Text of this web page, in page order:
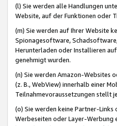
(l) Sie werden alle Handlungen
Website, auf der Funktionen oder
(m) Sie werden auf Ihrer Website
Spionagesoftware,
Herunterladen oder Installieren
genehmigt wurden.
(n) Sie werden Amazon-Websites
(z. B., WebView) innerhalb einer
Teilnahmevoraussetzungen stellt
(o) Sie werden keine Partner-
Werbeseiten oder Layer-Werbung